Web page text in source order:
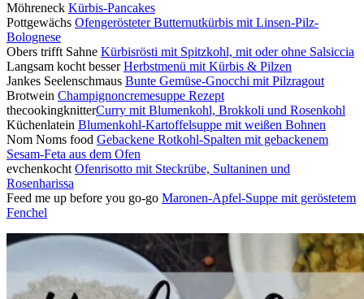
Möhreneck Kürbis-Pancakes
Pottgewächs Ofengerösteter Butternutkürbis mit Linsen-Pilz-
Bolognese
Obers trifft Sahne Kürbisrösti mit Spitzkohl, mit oder ohne Salsiccia
Langsam kocht besserHerbstmenü mit Kürbis & Pilzen
Jankes Seelenschmaus Bunte Gemüse-Gnocchi mit Pilzragout
Brotwein Champignoncremesuppe Rezept
thecookingknitterCurry mit Blumenkohl, Brokkoli und Rosenkohl
Küchenlatein Blumenkohl-Kartoffelsuppe mit weißen Bohnen
Nom Noms food Gebackene Rotkohl-Spalten mit gebackenem
Sesam-Feta aus dem Ofen
evchenkocht Ofenrisotto mit Steckrübe, Sultaninen und
Rosenharissa
Feed me up before you go-go Maronen-Apfel-Suppe mit geröstetem
Fenchel